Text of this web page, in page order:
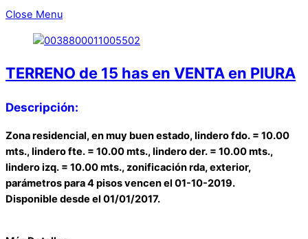
Close Menu
TERRENO de 15 has en VENTA en PIURA
Descripción:
Zona residencial, en muy buen estado, lindero fdo. = 10.00
mts., lindero fte. = 10.00 mts., lindero der. = 10.00 mts.,
lindero izq. = 10.00 mts., zonificación rda, exterior,
parámetros para 4 pisos vencen el 01-10-2019.
Disponible desde el 01/01/2017.